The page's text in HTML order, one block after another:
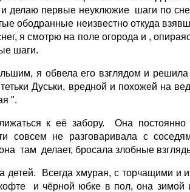
и делаю первые неуклюжие шаги по
ободранные неизвестно откуда
я смотрю на поле огорода и ,
шаги.
я обвела его взглядом и решила
Дуськи, вредной и похожей на
".
к её забору. Она постоянно
совсем не разговаривала с
там делает, бросала злобные
Всегда хмурая, с торчащими и
и чёрной юбке в пол, она